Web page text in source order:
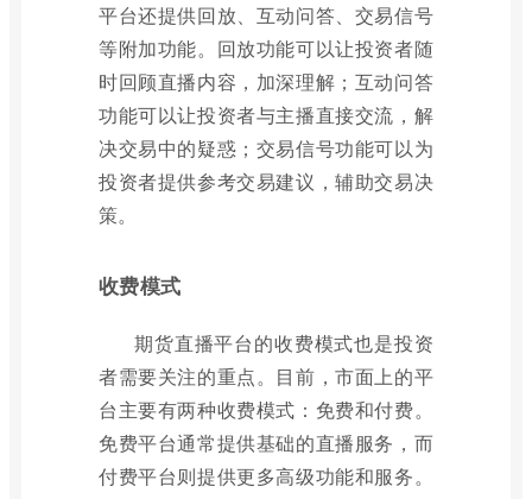
平台还提供回放、互动问答、交易信号
等附加功能。回放功能可以让投资者随
时回顾直播内容，加深理解；互动问答
功能可以让投资者与主播直接交流，解
决交易中的疑惑；交易信号功能可以为
投资者提供参考交易建议，辅助交易决
策。
收费模式
期货直播平台的收费模式也是投资
者需要关注的重点。目前，市面上的平
台主要有两种收费模式：免费和付费。
免费平台通常提供基础的直播服务，而
付费平台则提供更多高级功能和服务。